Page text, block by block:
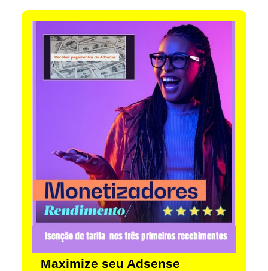
Maximize seu Adsense